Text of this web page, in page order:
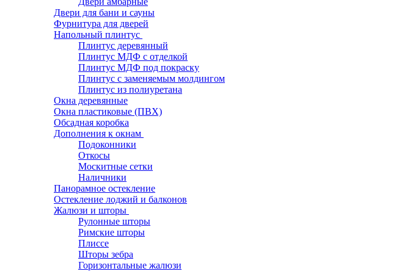
Двери для бани и сауны
Фурнитура для дверей
Напольный плинтус
Плинтус деревянный
Плинтус МДФ с отделкой
Плинтус МДФ под покраску
Плинтус с заменяемым молдингом
Плинтус из полиуретана
Окна деревянные
Окна пластиковые (ПВХ)
Обсадная коробка
Дополнения к окнам
Подоконники
Откосы
Москитные сетки
Наличники
Панорамное остекление
Остекление лоджий и балконов
Жалюзи и шторы
Рулонные шторы
Римские шторы
Плиссе
Шторы зебра
Горизонтальные жалюзи